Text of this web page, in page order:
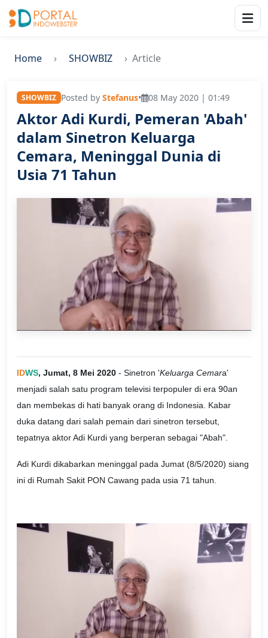
Home SHOWBIZ Article
SHOWBIZ Posted by Stefanus• 08 May 2020 | 01:49
Aktor Adi Kurdi, Pemeran 'Abah'
dalam Sinetron Keluarga
Cemara, Meninggal Dunia di
Usia 71 Tahun
IDWS, Jumat, 8 Mei 2020 - Sinetron 'Keluarga Cemara'
menjadi salah satu program televisi terpopuler di era 90an
dan membekas di hati banyak orang di Indonesia. Kabar
duka datang dari salah pemain dari sinetron tersebut,
tepatnya aktor Adi Kurdi yang berperan sebagai "Abah".
Adi Kurdi dikabarkan meninggal pada Jumat (8/5/2020) siang
ini di Rumah Sakit PON Cawang pada usia 71 tahun.